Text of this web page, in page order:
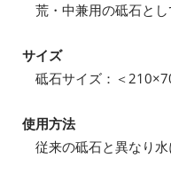
荒・中兼用の砥石とし
サイズ
砥石サイズ：＜
使用方法
従来の砥石と異なり水